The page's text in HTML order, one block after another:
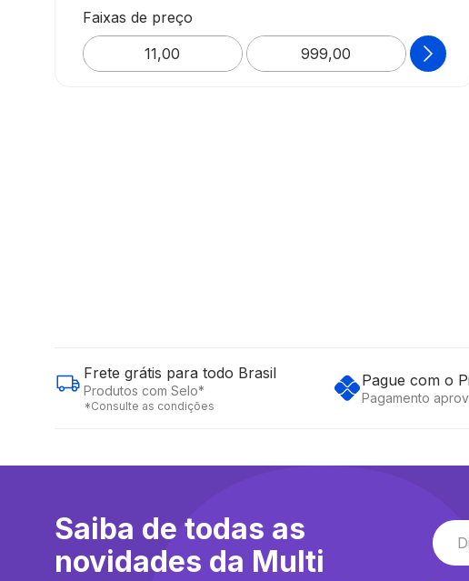
Faixas de preço
BUSCAR
Frete grátis para todo Brasil
Produtos com Selo*
*Consulte as condições
Pague com o
Pagamento
Saiba de todas as
novidades da Multi